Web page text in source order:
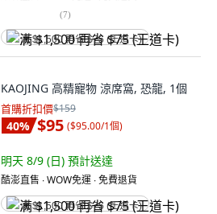
(7)
满 $1,500 再省 $75 (王道卡)
KAOJING 高精寵物 涼席窩, 恐龍, 1個
首購折扣價$159
40% $95 ($95.00/1個)
明天 8/9 (日) 預計送達
酷澎直售 ∙ WOW免運 ∙ 免費退貨
满 $1,500 再省 $75 (王道卡)